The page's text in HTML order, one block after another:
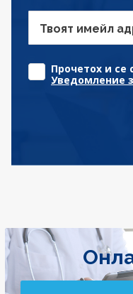
Твоят имейл
Прочетох и се
Уведомление